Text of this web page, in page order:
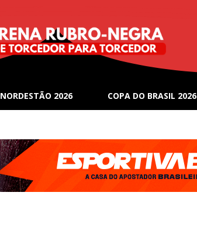
NORDESTÃO 2026 COPA DO BRASIL 2026